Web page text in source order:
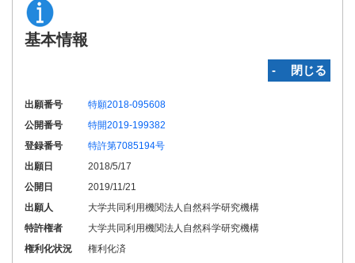
基本情報
‐ 閉じる
出願番号
特願2018-095608
公開番号
特開2019-199382
登録番号
特許第7085194号
出願日
2018/5/17
公開日
2019/11/21
出願人
大学共同利用機関法人自然科学研究機構
特許権者
大学共同利用機関法人自然科学研究機構
権利化状況
権利化済